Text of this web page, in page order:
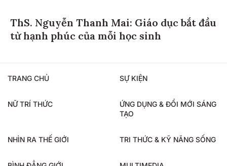
ThS. Nguyễn Thanh Mai: Giáo dục bắt đầu
từ hạnh phúc của mỗi học sinh
TRANG CHỦ SỰ KIỆN
NỮ TRÍ THỨC
ỨNG DỤNG & ĐỔI MỚI SÁNG
TẠO
NHÌN RA THẾ GIỚI TRI THỨC & KỸ NĂNG SỐNG